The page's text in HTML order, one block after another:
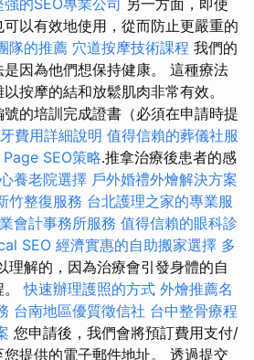
的SEO專業公司 另一方面，即使
以有效地使用，從而防止更嚴重的
隊的推薦 穴道按摩技術課程 我們的
因為他們想保持健康。 這種療法
按摩的結和放鬆肌肉非常有效。
的培訓完成證書（必須在申請時提
費用詳細說明 值得信賴的葬儀社服
SEO策略.推拿治療後患者的感
養老院選擇 戶外婚禮外燴解決方案
竹整復服務 台北護理之家的專業服
會計事務所服務 值得信賴的眼科診
SEO 經濟實惠的自助搬家選擇 多
理解的，因為治療會引發身體的自
。快速辦理護照的方式 外燴推薦名
台南地區優質徵信社 台中整骨療程
您申請後，我們會將預訂費用支付/
提供的電子郵件地址。 透過提交